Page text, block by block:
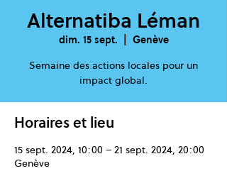
Alternatiba Léman
dim. 15 sept.
Genève
Semaine des actions locales pour un
impact global.
Horaires et lieu
15 sept. 2024, 10:00 – 21 sept. 2024, 20:00
Genève